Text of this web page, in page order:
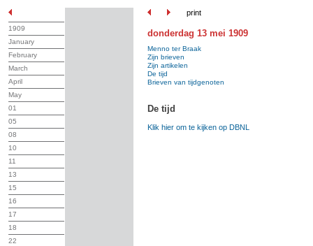
print
1909
January
February
March
April
May
01
05
08
10
11
13
15
16
17
18
22
donderdag 13 mei 1909
Menno ter Braak
Zijn brieven
Zijn artikelen
De tijd
Brieven van tijdgenoten
De tijd
Klik hier om te kijken op DBNL